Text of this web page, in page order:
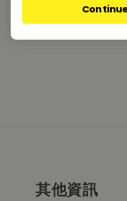
其他資訊
Continue